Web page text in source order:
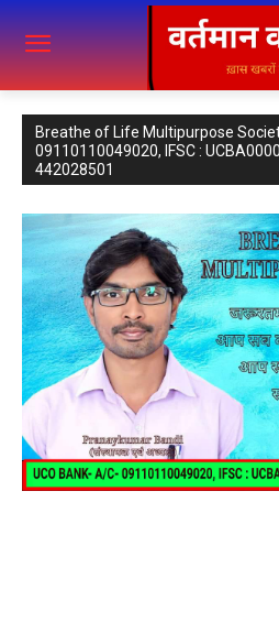
Breathe of Life Multipurpose
09110110049020, IFSC :
442028501